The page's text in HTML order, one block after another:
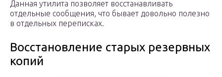
Данная утилита позволяет восстанавливать
отдельные сообщения, что бывает довольно полезно
в отдельных переписках.
Восстановление старых резервных
копий